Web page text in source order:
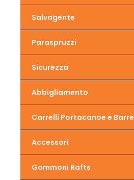
Salvagente
Paraspruzzi
Sicurezza
Abbigliamento
Carrelli Portacanoe e Barre
Accessori
Gommoni Rafts